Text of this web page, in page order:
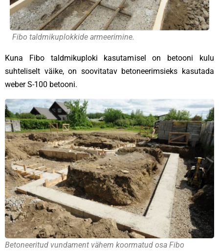
Fibo taldmikuplokkide armeerimine.
Kuna Fibo taldmikuploki kasutamisel on betooni kulu
suhteliselt väike, on soovitatav betoneerimsieks kasutada
weber S-100 betooni.
Betoneeritud vundament vähem koormatud osa Fibo